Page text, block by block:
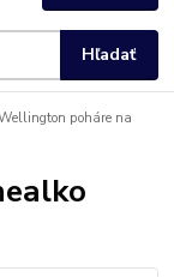
Hľadať
poháre na